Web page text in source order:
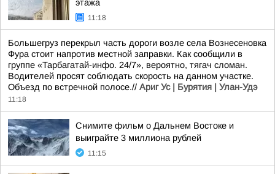
этажа
11:18
Большегруз перекрыл часть дороги возле села Вознесеновка
Фура стоит напротив местной заправки. Как сообщили в
группе «Тарбагатай-инфо. 24/7», вероятно, тягач сломан.
Водителей просят соблюдать скорость на данном участке.
Объезд по встречной полосе.// Ариг Ус | Бурятия | Улан-Удэ
11:18
Снимите фильм о Дальнем Востоке и
выиграйте 3 миллиона рублей
11:15